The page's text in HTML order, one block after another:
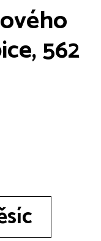
562